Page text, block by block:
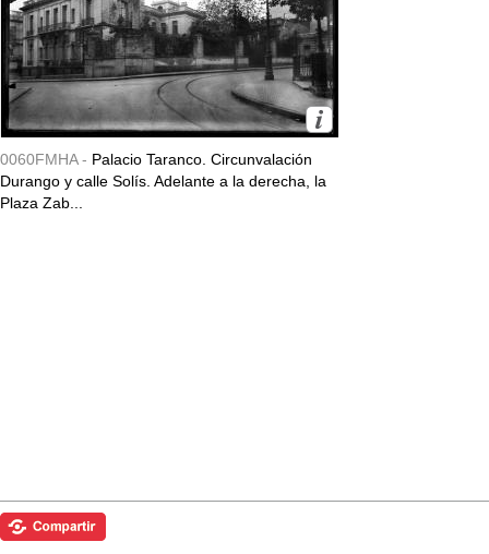
0060FMHA - Palacio Taranco. Circunvalación
Durango y calle Solís. Adelante a la derecha, la
Plaza Zab...